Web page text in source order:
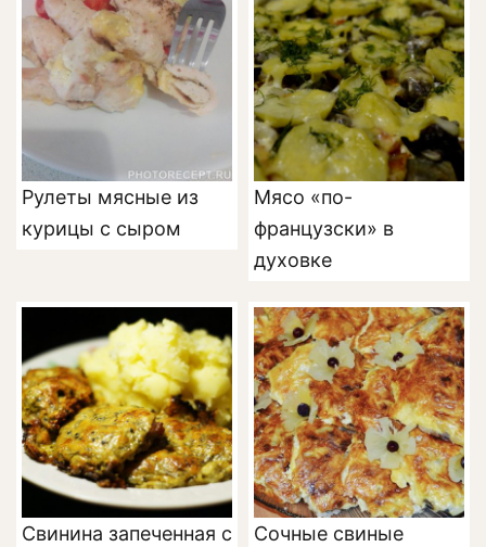
Рулеты мясные из
курицы с сыром
Мясо «по-
французски» в
духовке
Свинина запеченная с
Сочные свиные